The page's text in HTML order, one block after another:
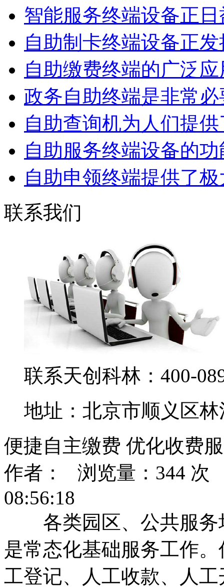
智能服务终端设备正日
自助制卡终端设备正
自助缴费终端的广泛
政务自助终端是非常必
自助查询机为人们提
自助服务终端设备的
自助申领终端提供了
联系我们
联系天创科林：400-
地址：北京市顺义区
便捷自主缴费 优化收费
作者： 浏览量：344 次
08:56:18
各类园区、公共服务
是常态化基础服务工作
工登记、人工收款、人